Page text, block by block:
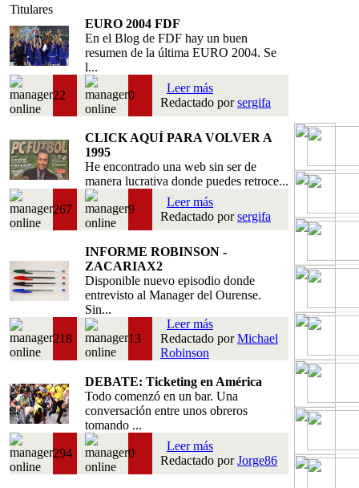
Titulares
EURO 2004 FDF
En el Blog de FDF hay un buen
resumen de la última EURO 2004. Se
l...
22 0
Leer más
Redactado porsergifa
CLICK AQUÍ PARA VOLVER A
1995
He encontrado una web sin ser de
manera lucrativa donde puedes retroce...
267 9
Leer más
Redactado porsergifa
INFORME ROBINSON -
ZACARIAX2
Disponible nuevo episodio donde
entrevisto al Manager del Ourense.
Sin...
218 13
Leer más
Redactado porMichael
Robinson
DEBATE: Ticketing en América
Todo comenzó en un bar. Una
conversación entre unos obreros
tomando ...
294 0
Leer más
Redactado porJorge86